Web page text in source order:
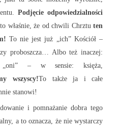
Podjęcie odpowiedzialności
właśnie, że od chwili Chrztuten
To nie jest już „ich” Kościół –
proboszcza… Albo też inaczej:
– w sensie: księża,
wszyscy!To także ja i całe
stanowi!
i pomnażanie dobra tego
a to oznacza, że nie wystarczy